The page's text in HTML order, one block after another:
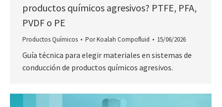
productos químicos agresivos? PTFE, PFA,
PVDF o PE
Productos Químicos PorKoalah Compofluid 15/06/2026
Guía técnica para elegir materiales en sistemas de
conducción de productos químicos agresivos.